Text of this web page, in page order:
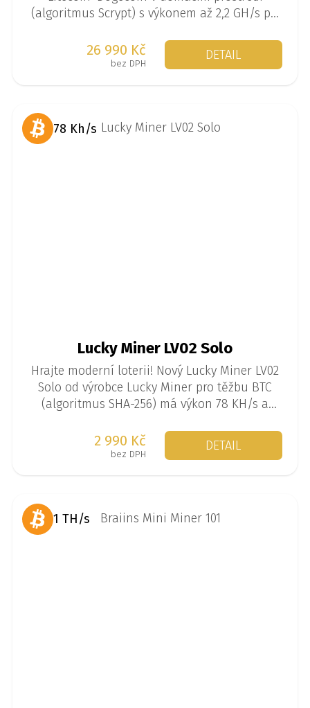
(algoritmus Scrypt) s výkonem až 2,2 GH/s při
26 990 Kč
bez DPH
DETAIL
Lucky Miner LV02 Solo
Hrajte moderní loterii! Nový Lucky Miner LV02
Solo od výrobce Lucky Miner pro těžbu BTC
(algoritmus SHA-256) má výkon 78 KH/s a
se miner těží sám a je malá šance, že
najednou vytěží 3,125 BTC.
2 990 Kč
bez DPH
DETAIL
78 Kh/s
1 TH/s